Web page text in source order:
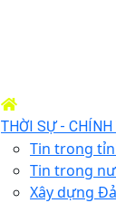
THỜI SỰ - CHÍNH
Tin trong
Tin trong
Xây dựng